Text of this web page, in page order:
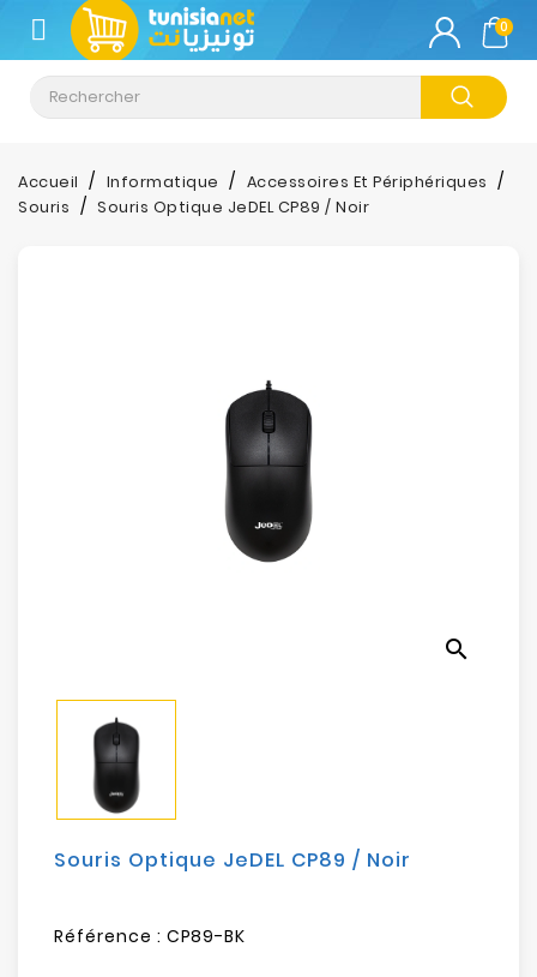
CATÉGORIE
Climatisation
Informatique
Sécurité
Mobilités
0
Accueil Informatique
Accessoires Et Périphériques
Souris
Souris Optique JeDEL CP89 / Noir
search
Souris Optique JeDEL CP89 / Noir
Référence : CP89-BK